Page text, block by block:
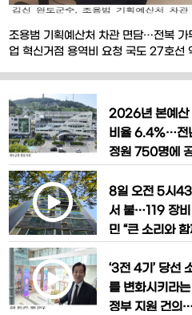
조용범 기획예산처 차관 면담…전복
업 혁신거점 용역비 요청 국도 27호선
해 조용범 기획예산처 차관과 농림축
현안사업에 대한 정부 지원을 요청했다
공급 과잉과 가격 하락 문제를 해소하기
2026년 본예산
비율 6.4%…전
정원 750명에
대로 감소하는
속…조직·정원
아닌 신규충원
농어민뉴스] 완
록 어려워지는
8일 오전 5시
서 불…119 장비
민 “큰 소리와
9명 중 1명 병원
인 조사 [한국농
어지고 있는 가
​‘3전 4기’ 당선
를 변화시키라
정부 지원 건의